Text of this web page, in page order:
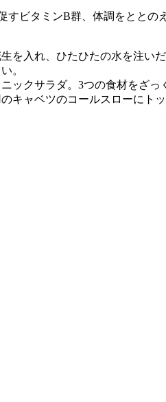
すビタミンB群、体調をととの
を入れ、ひたひたの水を注い
。
ックサラダ。3つの食材をざっ
キャベツのコールスローにト